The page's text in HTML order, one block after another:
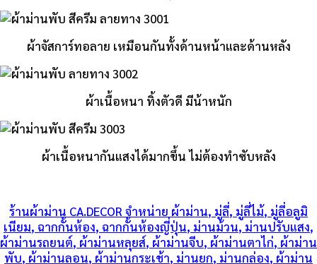
ผ้าจัสการ์ทอลาย เหมือนกันทั้งด้านหน้าและด้านหลัง
ผ้าเนื้อหนา ทิ้งตัวดี มีน้าหนัก
ผ้าเนื้อหนากันแสงได้มากขึ้น ไม่ต้องทำซับหลัง
ร้านผ้าม่าน CA.DECOR จำหน่าย ผ้าม่าน, มู่ลี่, มู่ลี่ไม้, มู่ลี่อลูมิ
เนียม, ฉากกั้นห้อง, ฉากกั้นห้องญี่ปุ่น, ม่านม้วน, ม่านปรับแสง,
ผ้าม่านรถยนต์, ผ้าม่านหลุยส์, ผ้าม่านจีบ, ผ้าม่านตาไก่, ผ้าม่าน
พับ, ผ้าม่านลอน, ผ้าม่านกระเช้า, ม่านยก, ม่านกล่อง, ผ้าม่าน